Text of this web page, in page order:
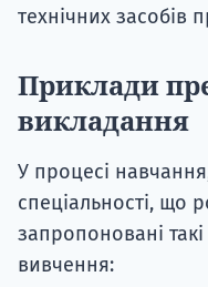
технічних засобів
Приклади
викладання
У процесі
спеціальності, що
запропоновані
вивчення: